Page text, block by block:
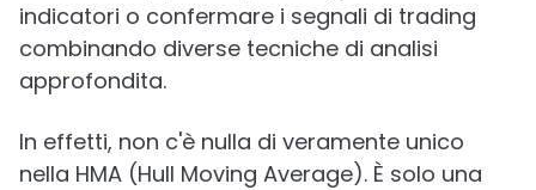
indicatori o confermare i segnali di trading
combinando diverse tecniche di analisi
approfondita.
In effetti, non c'è nulla di veramente unico
nella HMA (Hull Moving Average). È solo una